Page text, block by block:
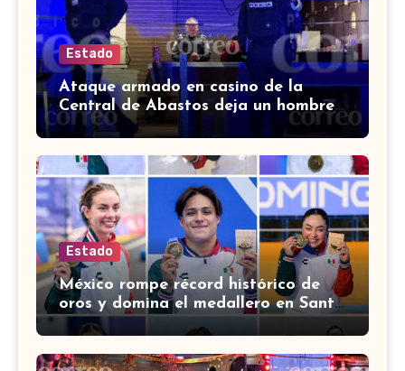
Estado
Ataque armado en casino de la
Central de Abastos deja un hombre
muerto en León
Estado
México rompe récord histórico de
oros y domina el medallero en Santo
Domingo 2026